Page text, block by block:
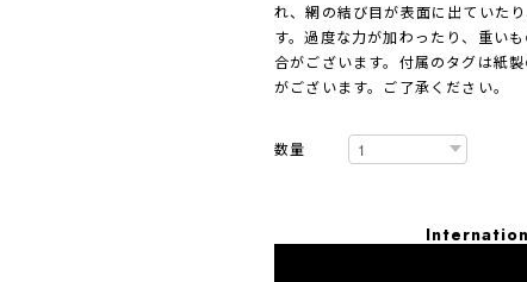
れ、網の結び目が表面に出ていた
す。過度な力が加わったり、重い
合がございます。付属のタグは紙
がございます。ご了承ください。
数量